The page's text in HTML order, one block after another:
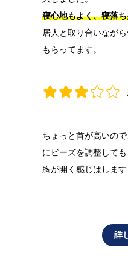
寝心地もよく、寝落
居人と取り合いなが
もらってます。
ちょっと首が高いの
にビーズを調整して
胸が開く感じはします
詳